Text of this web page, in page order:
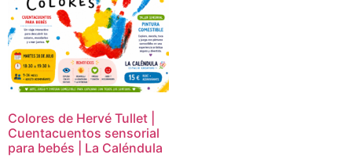
Colores de Hervé Tullet |
Cuentacuentos sensorial
para bebés | La Caléndula